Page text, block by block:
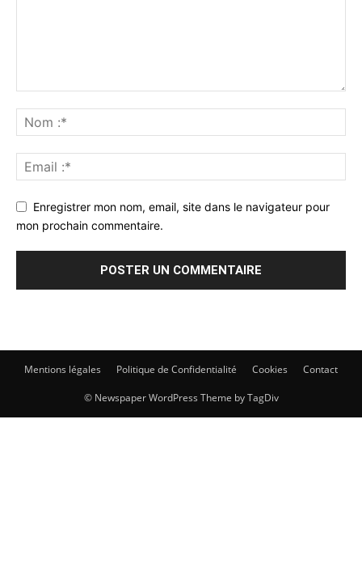
Enregistrer mon nom, email, site dans le navigateur pour
mon prochain commentaire.
Mentions légales Politique de Confidentialité Cookies Contact
© Newspaper WordPress Theme by TagDiv